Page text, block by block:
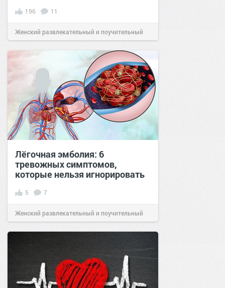
196 11
Женский развлекательный и поучительный
сайт.
Лёгочная эмболия: 6
тревожных симптомов,
которые нельзя игнорировать
5 7
Женский развлекательный и поучительный
сайт.22:5004 июн 2026